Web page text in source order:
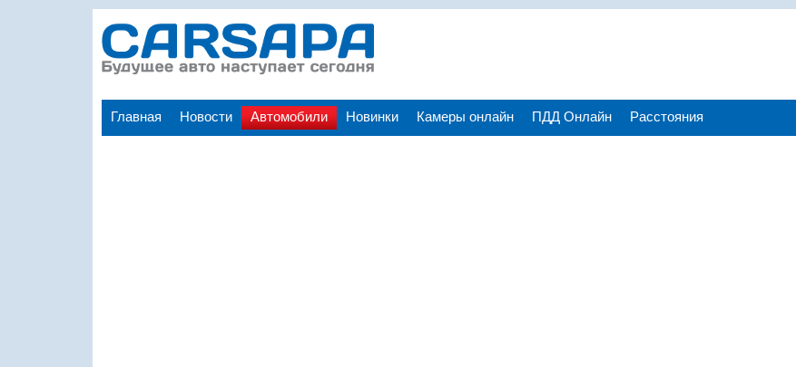
Главная Новости Автомобили Новинки Камеры онлайн ПДД Онлайн Расстояния